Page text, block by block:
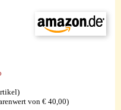
von € 40,00)